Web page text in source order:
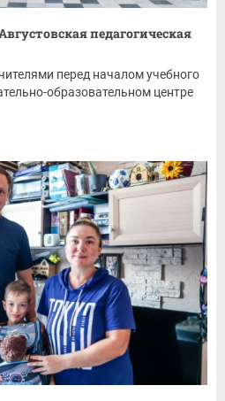
педагогическая
перед началом учебного
образовательном центре